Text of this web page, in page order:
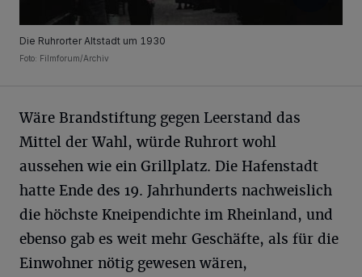
Die Ruhrorter Altstadt um 1930
Foto: Filmforum/Archiv
Wäre Brandstiftung gegen Leerstand das
Mittel der Wahl, würde Ruhrort wohl
aussehen wie ein Grillplatz. Die Hafenstadt
hatte Ende des 19. Jahrhunderts nachweislich
die höchste Kneipendichte im Rheinland, und
ebenso gab es weit mehr Geschäfte, als für die
Einwohner nötig gewesen wären,